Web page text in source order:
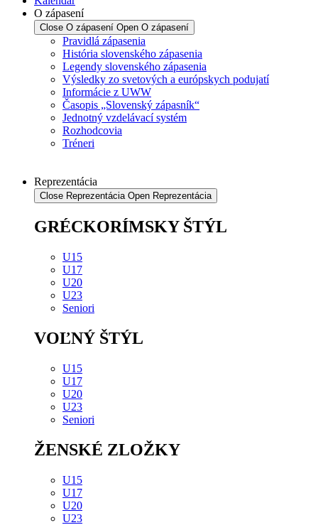
O zápasení
Close O zápasení Open O zápasení
Pravidlá zápasenia
História slovenského zápasenia
Legendy slovenského zápasenia
Výsledky zo svetových a európskych podujatí
Informácie z UWW
Časopis „Slovenský zápasník“
Jednotný vzdelávací systém
Rozhodcovia
Tréneri
Reprezentácia
Close Reprezentácia Open Reprezentácia
GRÉCKORÍMSKY ŠTÝL
U15
U17
U20
U23
Seniori
VOĽNÝ ŠTÝL
U15
U17
U20
U23
Seniori
ŽENSKÉ ZLOŽKY
U15
U17
U20
U23